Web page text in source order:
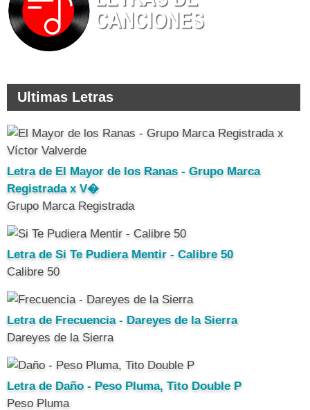
Ultimas Letras
Letra de El Mayor de los Ranas - Grupo Marca
Registrada x V�
Grupo Marca Registrada
Letra de Si Te Pudiera Mentir - Calibre 50
Calibre 50
Letra de Frecuencia - Dareyes de la Sierra
Dareyes de la Sierra
Letra de Daño - Peso Pluma, Tito Double P
Peso Pluma